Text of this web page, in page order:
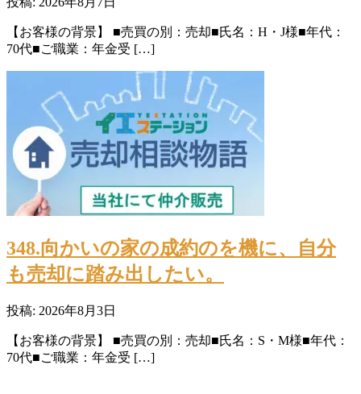
【お客様の背景】 ■売買の別：売却■氏名：H・J様■年代：
70代■ご職業：年金受 […]
348.向かいの家の成約のを機に、自分
も売却に踏み出したい。
投稿: 2026年8月3日
【お客様の背景】 ■売買の別：売却■氏名：S・M様■年代：
70代■ご職業：年金受 […]